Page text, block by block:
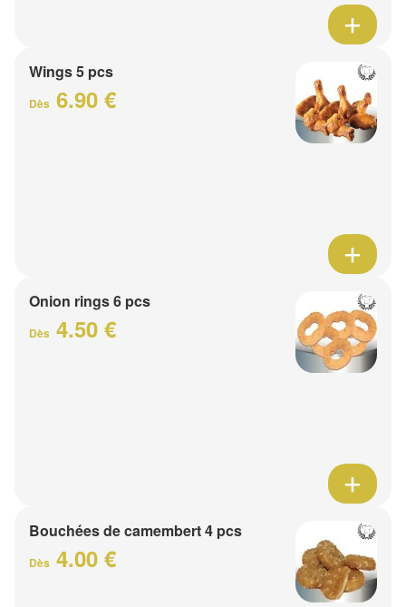
Wings 5 pcs
Dès 6.90 €
Onion rings 6 pcs
Dès 4.50 €
Bouchées de camembert 4 pcs
Dès 4.00 €